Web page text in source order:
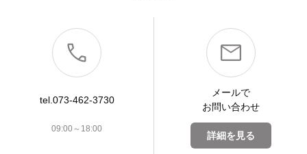
tel.073-462-3730
09:00～18:00
メールで
お問い合わせ
詳細を見る